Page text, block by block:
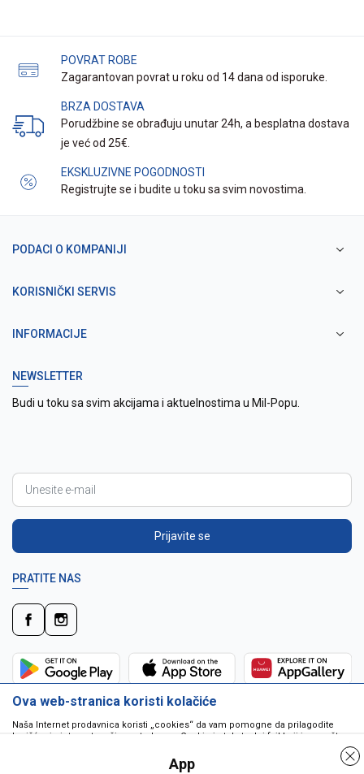
POVRAT ROBE
Zagarantovan povrat u roku od 14 dana od isporuke.
BRZA DOSTAVA
Porudžbine se obrađuju unutar 24h, a besplatna dostava
je već od 25€.
EKSKLUZIVNE POGODNOSTI
Registrujte se i budite u toku sa svim novostima.
PODACI O KOMPANIJI
KORISNIČKI SERVIS
INFORMACIJE
NEWSLETTER
Budi u toku sa svim akcijama i aktuelnostima u Mil-Popu.
Prijavite se
PRATITE NAS
Ova web-stranica koristi kolačiće
Naša Internet prodavnica koristi „cookies“ da vam pomogne da prilagodite
korišćenje interneta vašim potrebama. Cookie je tekstualni fajl koji je smešten
da pokrenu program ili da isporuče virus vašem računaru. Cookie-i su
jedinstveno dodeljeni vama, i jedino mogu biti pročitani od strane web servera
App